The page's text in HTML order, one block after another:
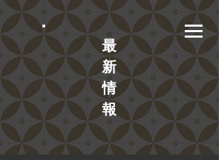
​最
新
情
報